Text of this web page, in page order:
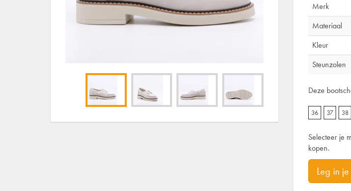
Merk
Materiaal
Kleur
Steunzolen
Deze
36 37 38
Selecteer je
kopen.
Leg in